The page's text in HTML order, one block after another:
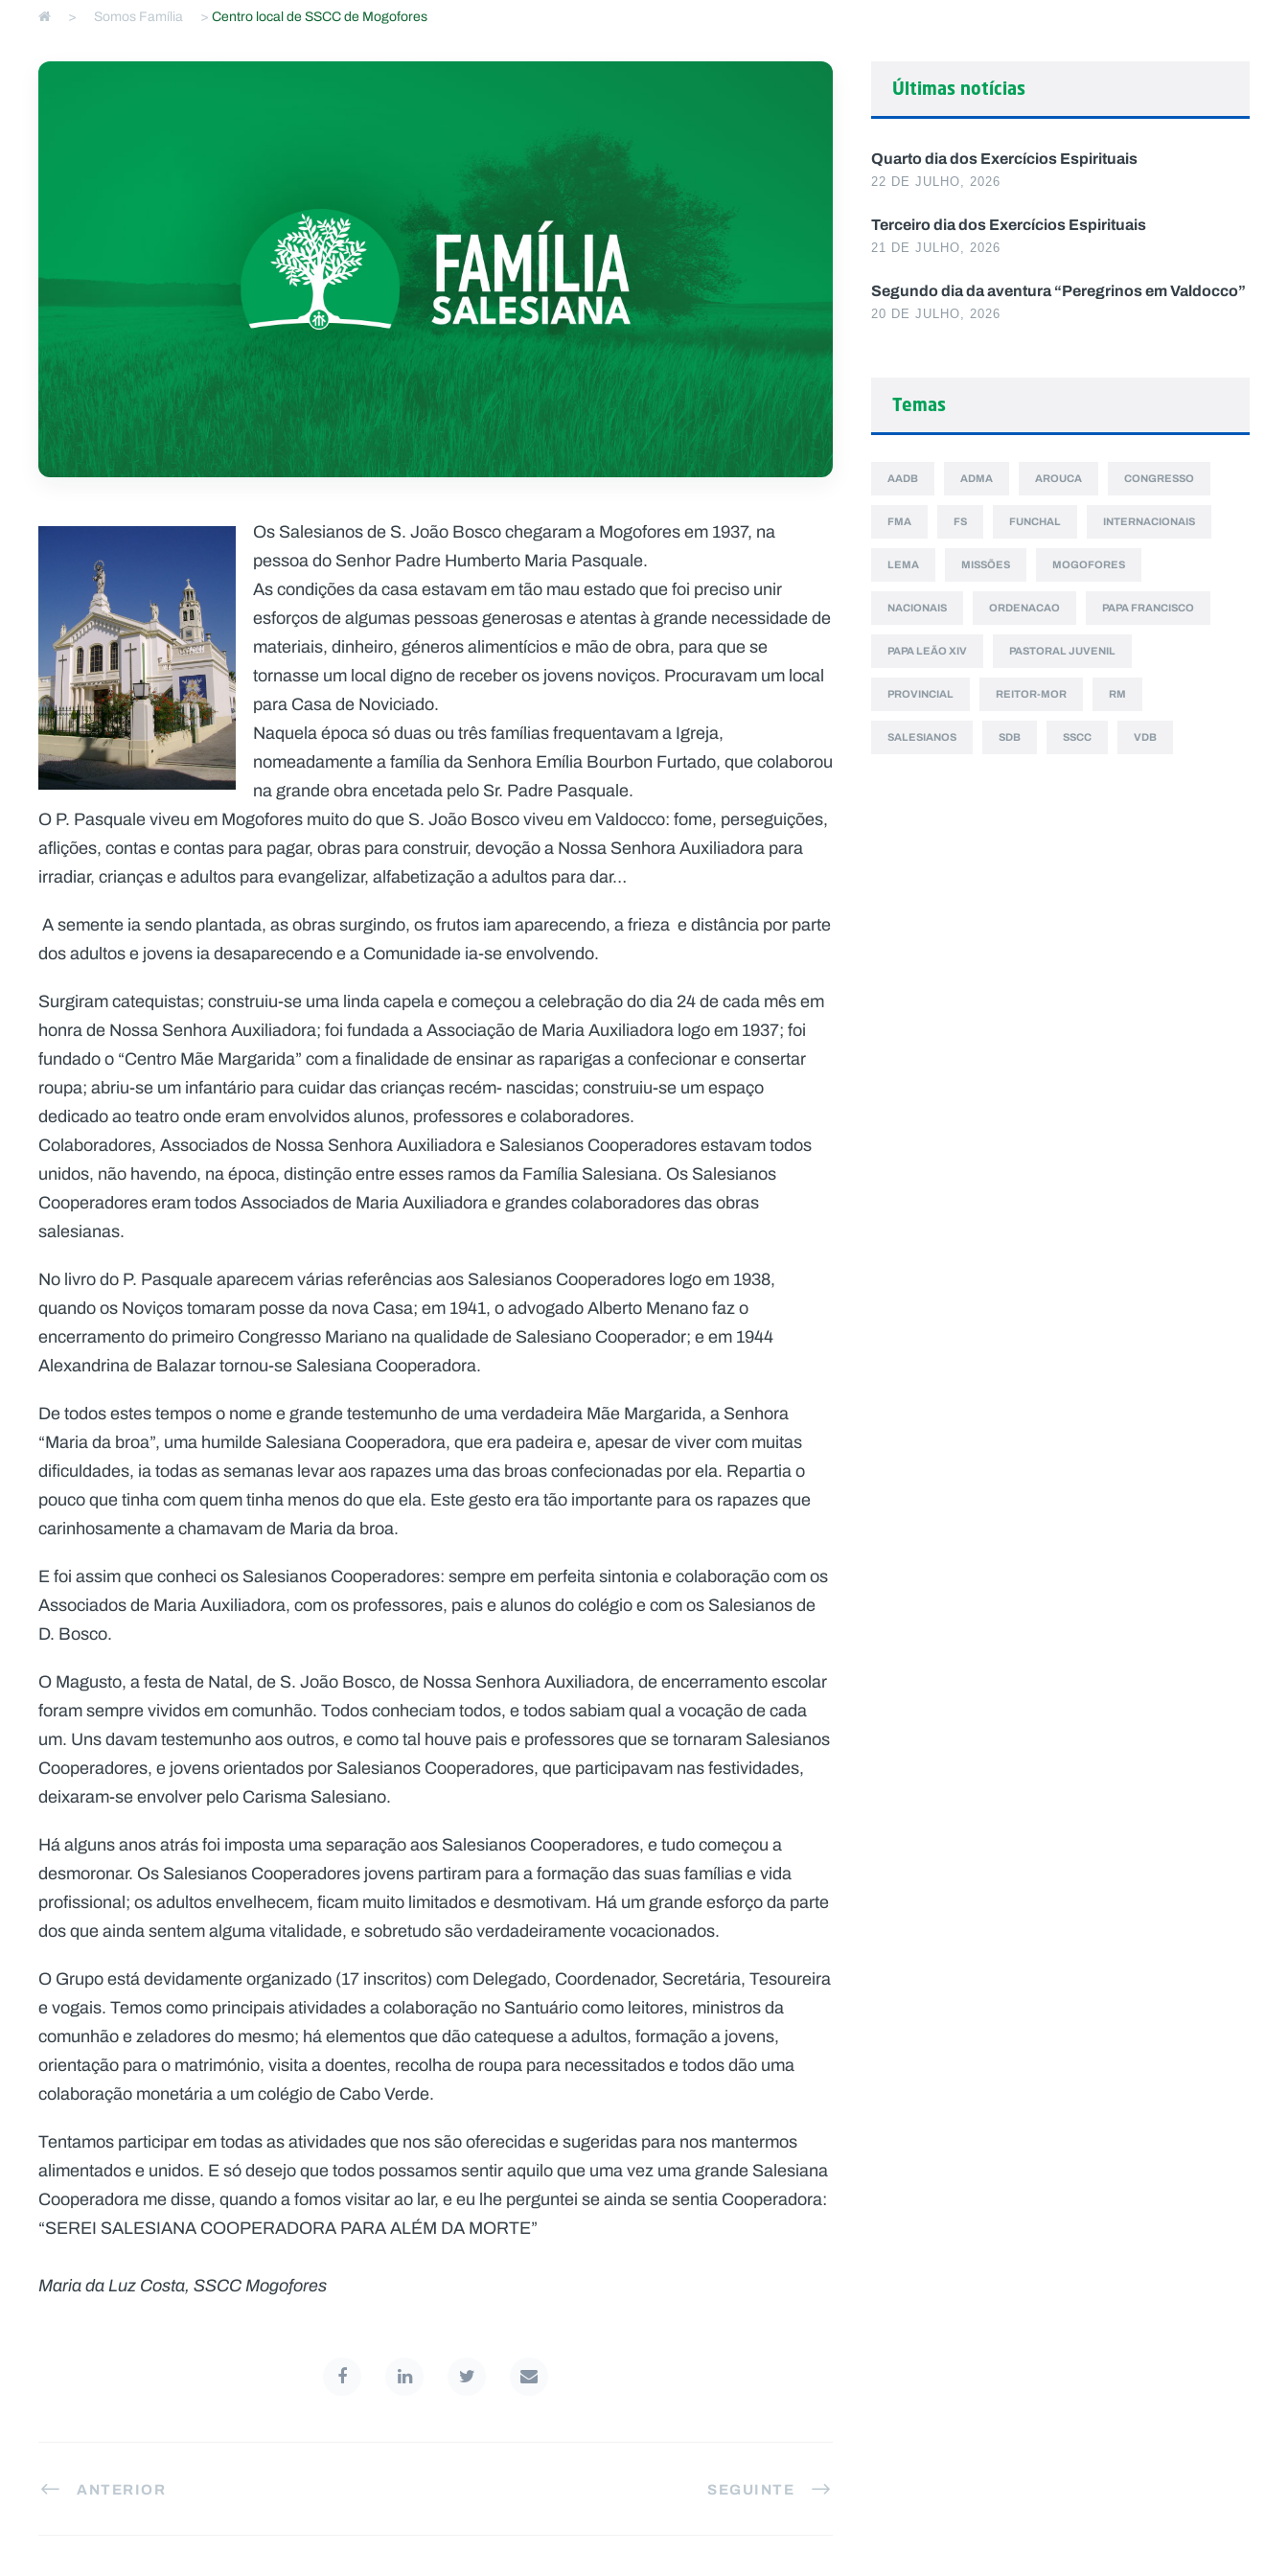
> Somos Família >Centro local de SSCC de Mogofores
Os Salesianos de S. João Bosco chegaram a Mogofores em 1937, na
pessoa do Senhor Padre Humberto Maria Pasquale.
As condições da casa estavam em tão mau estado que foi preciso unir
esforços de algumas pessoas generosas e atentas à grande necessidade de
materiais, dinheiro, géneros alimentícios e mão de obra, para que se
tornasse um local digno de receber os jovens noviços. Procuravam um local
para Casa de Noviciado.
Naquela época só duas ou três famílias frequentavam a Igreja,
nomeadamente a família da Senhora Emília Bourbon Furtado, que colaborou
na grande obra encetada pelo Sr. Padre Pasquale.
O P. Pasquale viveu em Mogofores muito do que S. João Bosco viveu em Valdocco: fome, perseguições,
aflições, contas e contas para pagar, obras para construir, devoção a Nossa Senhora Auxiliadora para
irradiar, crianças e adultos para evangelizar, alfabetização a adultos para dar…
A semente ia sendo plantada, as obras surgindo, os frutos iam aparecendo, a frieza e distância por parte
dos adultos e jovens ia desaparecendo e a Comunidade ia-se envolvendo.
Surgiram catequistas; construiu-se uma linda capela e começou a celebração do dia 24 de cada mês em
honra de Nossa Senhora Auxiliadora; foi fundada a Associação de Maria Auxiliadora logo em 1937; foi
fundado o “Centro Mãe Margarida” com a finalidade de ensinar as raparigas a confecionar e consertar
roupa; abriu-se um infantário para cuidar das crianças recém- nascidas; construiu-se um espaço
dedicado ao teatro onde eram envolvidos alunos, professores e colaboradores.
Colaboradores, Associados de Nossa Senhora Auxiliadora e Salesianos Cooperadores estavam todos
unidos, não havendo, na época, distinção entre esses ramos da Família Salesiana. Os Salesianos
Cooperadores eram todos Associados de Maria Auxiliadora e grandes colaboradores das obras
salesianas.
No livro do P. Pasquale aparecem várias referências aos Salesianos Cooperadores logo em 1938,
quando os Noviços tomaram posse da nova Casa; em 1941, o advogado Alberto Menano faz o
encerramento do primeiro Congresso Mariano na qualidade de Salesiano Cooperador; e em 1944
Alexandrina de Balazar tornou-se Salesiana Cooperadora.
De todos estes tempos o nome e grande testemunho de uma verdadeira Mãe Margarida, a Senhora
“Maria da broa”, uma humilde Salesiana Cooperadora, que era padeira e, apesar de viver com muitas
dificuldades, ia todas as semanas levar aos rapazes uma das broas confecionadas por ela. Repartia o
pouco que tinha com quem tinha menos do que ela. Este gesto era tão importante para os rapazes que
carinhosamente a chamavam de Maria da broa.
E foi assim que conheci os Salesianos Cooperadores: sempre em perfeita sintonia e colaboração com os
Associados de Maria Auxiliadora, com os professores, pais e alunos do colégio e com os Salesianos de
D. Bosco.
O Magusto, a festa de Natal, de S. João Bosco, de Nossa Senhora Auxiliadora, de encerramento escolar
foram sempre vividos em comunhão. Todos conheciam todos, e todos sabiam qual a vocação de cada
um. Uns davam testemunho aos outros, e como tal houve pais e professores que se tornaram Salesianos
Cooperadores, e jovens orientados por Salesianos Cooperadores, que participavam nas festividades,
deixaram-se envolver pelo Carisma Salesiano.
Há alguns anos atrás foi imposta uma separação aos Salesianos Cooperadores, e tudo começou a
desmoronar. Os Salesianos Cooperadores jovens partiram para a formação das suas famílias e vida
profissional; os adultos envelhecem, ficam muito limitados e desmotivam. Há um grande esforço da parte
dos que ainda sentem alguma vitalidade, e sobretudo são verdadeiramente vocacionados.
O Grupo está devidamente organizado (17 inscritos) com Delegado, Coordenador, Secretária, Tesoureira
e vogais. Temos como principais atividades a colaboração no Santuário como leitores, ministros da
comunhão e zeladores do mesmo; há elementos que dão catequese a adultos, formação a jovens,
orientação para o matrimónio, visita a doentes, recolha de roupa para necessitados e todos dão uma
colaboração monetária a um colégio de Cabo Verde.
Tentamos participar em todas as atividades que nos são oferecidas e sugeridas para nos mantermos
alimentados e unidos. E só desejo que todos possamos sentir aquilo que uma vez uma grande Salesiana
Cooperadora me disse, quando a fomos visitar ao lar, e eu lhe perguntei se ainda se sentia Cooperadora:
“SEREI SALESIANA COOPERADORA PARA ALÉM DA MORTE”
Maria da Luz Costa, SSCC Mogofores
ANTERIOR SEGUINTE
Últimas notícias
Quarto dia dos Exercícios Espirituais
22 DE JULHO, 2026
Terceiro dia dos Exercícios Espirituais
21 DE JULHO, 2026
Segundo dia da aventura “Peregrinos em Valdocco”
20 DE JULHO, 2026
Temas
AADB ADMA AROUCA CONGRESSO
FMA FS FUNCHAL INTERNACIONAIS
LEMA MISSÕES MOGOFORES
NACIONAIS ORDENACAO PAPA FRANCISCO
PAPA LEÃO XIV PASTORAL JUVENIL
PROVINCIAL REITOR-MOR RM
SALESIANOS SDB SSCC VDB